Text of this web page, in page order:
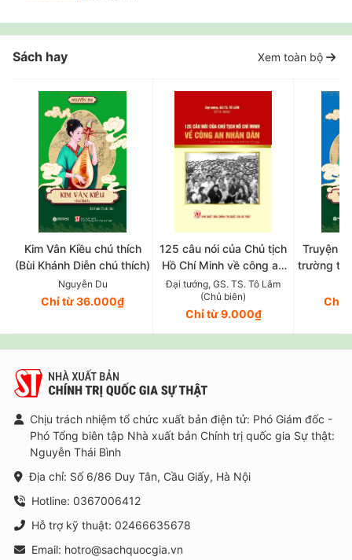
Sách hay Xem toàn bộ
Kim Vân Kiều chú thích
(Bùi Khánh Diễn chú thích)
Nguyễn Du
Chỉ từ 36.000₫
125 câu nói của Chủ tịch
Hồ Chí Minh về công an
nhân dân (Xuất bản lần
thứ năm, có chỉnh sửa, bổ
sung)
Đại tướng, GS. TS. Tô Lâm
(Chủ biên)
Chỉ từ 9.000₫
Truyện
trường
Chỉ
Chịu trách nhiệm tổ chức xuất bản điện tử: Phó Giám đốc -
Phó Tổng biên tập Nhà xuất bản Chính trị quốc gia Sự thật:
Nguyễn Thái Bình
Địa chỉ: Số 6/86 Duy Tân, Cầu Giấy, Hà Nội
Hotline: 0367006412
Hỗ trợ kỹ thuật: 02466635678
Email: hotro@sachquocgia.vn